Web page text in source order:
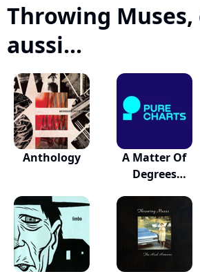
Throwing Muses,
aussi...
Anthology
A Matter Of
Degrees